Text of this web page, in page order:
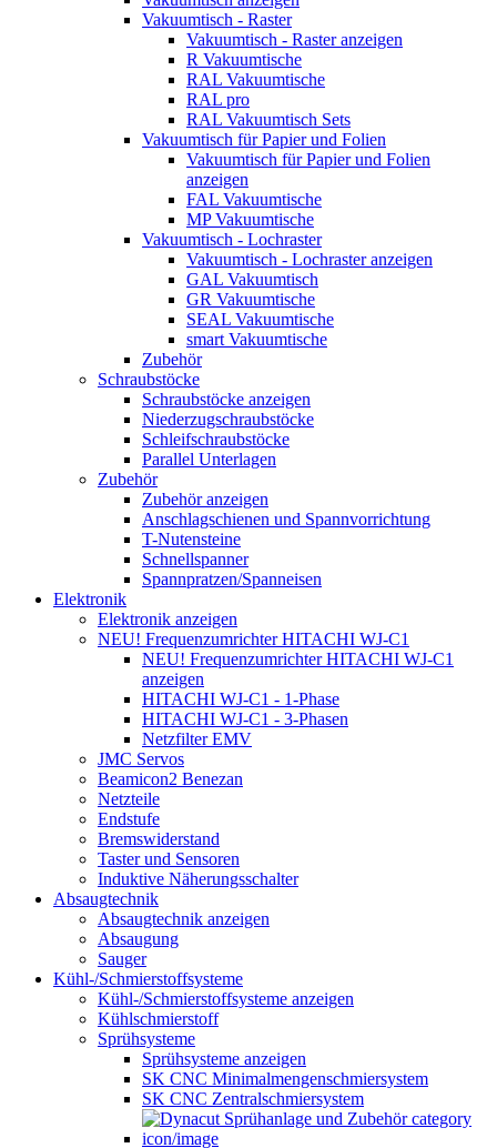
Vakuumtisch - Raster
Vakuumtisch - Raster anzeigen
R Vakuumtische
RAL Vakuumtische
RAL pro
RAL Vakuumtisch Sets
Vakuumtisch für Papier und Folien
Vakuumtisch für Papier und Folien
anzeigen
FAL Vakuumtische
MP Vakuumtische
Vakuumtisch - Lochraster
Vakuumtisch - Lochraster anzeigen
GAL Vakuumtisch
GR Vakuumtische
SEAL Vakuumtische
smart Vakuumtische
Zubehör
Schraubstöcke
Schraubstöcke anzeigen
Niederzugschraubstöcke
Schleifschraubstöcke
Parallel Unterlagen
Zubehör
Zubehör anzeigen
Anschlagschienen und Spannvorrichtung
T-Nutensteine
Schnellspanner
Spannpratzen/Spanneisen
Elektronik
Elektronik anzeigen
NEU! Frequenzumrichter HITACHI WJ-C1
NEU! Frequenzumrichter HITACHI WJ-C1
anzeigen
HITACHI WJ-C1 - 1-Phase
HITACHI WJ-C1 - 3-Phasen
Netzfilter EMV
JMC Servos
Beamicon2 Benezan
Netzteile
Endstufe
Bremswiderstand
Taster und Sensoren
Induktive Näherungsschalter
Absaugtechnik
Absaugtechnik anzeigen
Absaugung
Sauger
Kühl-/Schmierstoffsysteme
Kühl-/Schmierstoffsysteme anzeigen
Kühlschmierstoff
Sprühsysteme
Sprühsysteme anzeigen
SK CNC Minimalmengenschmiersystem
SK CNC Zentralschmiersystem